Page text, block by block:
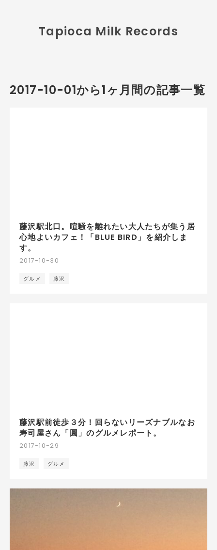
Tapioca Milk Records
2017-10-01から1ヶ月間の記事一覧
2017-10-30
藤沢駅北口。喧騒を離れたい大人たちが集う居
心地よいカフェ！「BLUE BIRD」を紹介しま
す。
グルメ 藤沢
2017-10-29
藤沢駅前徒歩３分！回らないリーズナブルなお
寿司屋さん「圓」のグルメレポート。
藤沢 グルメ